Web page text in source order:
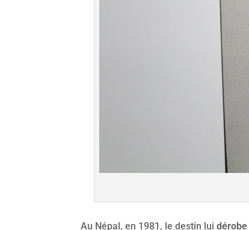
Au Népal, en 1981, le destin luidérobe